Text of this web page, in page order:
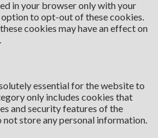
in your browser only with your
option to opt-out of these cookies.
cookies may have an effect on
essential for the website to
only includes cookies that
and security features of the
store any personal information.